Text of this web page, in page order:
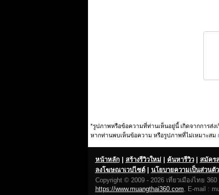
*รูปภาพหรือข้อความที่ท่านเห็นอยู่นี้ เกิดจากการส่ง
หากท่านพบเห็นข้อความ หรือรูปภาพที่ไม่เหมาะสม
หน้าหลัก| สร้างรีวิวใหม่| ค้นหารีวิว| สมัคร
ลงโฆษณาเวปไซต์| นโยบายความเป็นส่วนตัว
Copyright © 2009 - 2026 เที่ยวเมืองไทย
https://www.muangthai360.com, E-mail :